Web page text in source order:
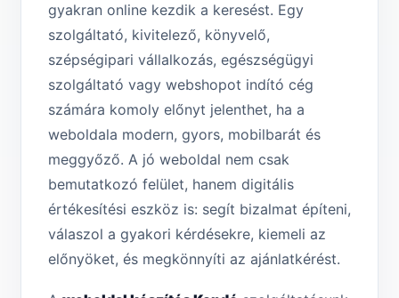
gyakran online kezdik a keresést. Egy
szolgáltató, kivitelező, könyvelő,
szépségipari vállalkozás, egészségügyi
szolgáltató vagy webshopot indító cég
számára komoly előnyt jelenthet, ha a
weboldala modern, gyors, mobilbarát és
meggyőző. A jó weboldal nem csak
bemutatkozó felület, hanem digitális
értékesítési eszköz is: segít bizalmat építeni,
válaszol a gyakori kérdésekre, kiemeli az
előnyöket, és megkönnyíti az ajánlatkérést.